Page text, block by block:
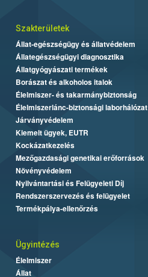
Szakterületek
Állat-egészségügy és állatvédelem
Állategészségügyi diagnosztika
Állatgyógyászati termékek
Borászat és alkoholos italok
Élelmiszer- és takarmánybiztonság
Élelmiszerlánc-biztonsági laborhálózat
Járványvédelem
Kiemelt ügyek, EUTR
Kockázatkezelés
Mezőgazdasági genetikai erőforrások
Növényvédelem
Nyilvántartási és Felügyeleti Díj
Rendszerszervezés és felügyelet
Termékpálya-ellenőrzés
Ügyintézés
Élelmiszer
Állat